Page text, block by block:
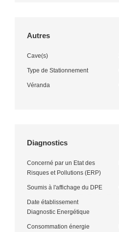
Autres
Cave(s)
Type de Stationnement
Véranda
Diagnostics
Concerné par un Etat des
Risques et Pollutions (ERP)
Soumis à l'affichage du DPE
Date établissement
Diagnostic Energétique
Consommation énergie